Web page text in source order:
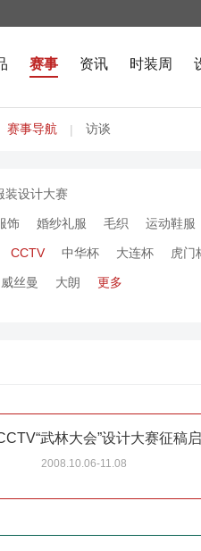
赛事 资讯 时装周
赛事导航 | 访谈
装设计大赛
饰 婚纱礼服 毛织 运动鞋服
CCTV 中华杯 大连杯 虎门
威丝曼 大朗 更多
武林大会”设计大赛征稿
2008.10.06-11.08